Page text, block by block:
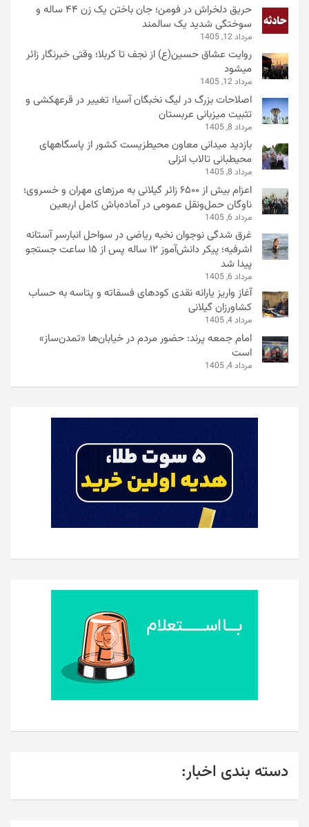
حریق دلخراش در فومن؛ جان باختن یک زن ۴۴ ساله و
سوختگی شدید یک سالمند
مرداد 12, 1405
روایت عشاق حسین(ع) از نجف تا کربلا؛ وقتی خبرنگار زائر
میشود
مرداد 12, 1405
اصلاحات بزرگ در لیگ نخبگان آسیا؛ تغییر در قرعهکشی و
تثبیت میزبانی عربستان
مرداد 8, 1405
بازدید میدانی معاون محیطزیست کشور از پاسگاههای
محیطبانی تالاب انزلی
مرداد 8, 1405
اعزام بیش از ۶۵۰۰ زائر گیلانی به مرزهای مهران و خسروی؛
ناوگان حمل‌ونقل عمومی در آماده‌باش کامل اربعین
مرداد 6, 1405
غرق شدگی نوجوان نخبه ریاضی در سواحل انبارسر آستانه
اشرفیه؛ پیکر دانش‌آموز ۱۲ ساله پس از ۱۵ ساعت جستجو
پیدا شد
مرداد 6, 1405
آغاز واریز یارانه نقدی کودهای فسفاته و پتاسه به حساب
کشاورزان گیلانی
مرداد 4, 1405
امام جمعه پرند: حضور مردم در خیابان‌ها «تمدن‌ساز»
است
مرداد 4, 1405
دسته بندی اخبار: